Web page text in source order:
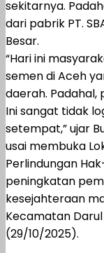
sekitarnya.
dari pabrik PT.
Besar.
“Hari ini
semen di Aceh
daerah. Padahal,
Ini sangat tidak
setempat,” ujar
usai membuka
Perlindungan
peningkatan
kesejahteraan
Kecamatan
(29/10/2025).